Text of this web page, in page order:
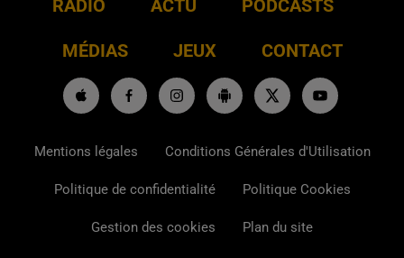
RADIO ACTU PODCASTS
MÉDIAS JEUX CONTACT
Mentions légales Conditions Générales d'Utilisation
Politique de confidentialité Politique Cookies
Gestion des cookies Plan du site